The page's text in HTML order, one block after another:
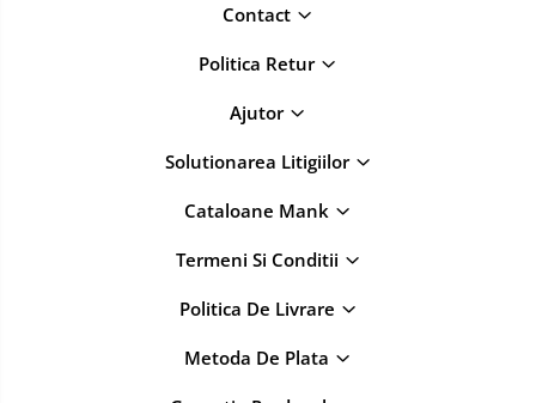
Contact
Politica Retur
Ajutor
Solutionarea Litigiilor
Cataloane Mank
Termeni Si Conditii
Politica De Livrare
Metoda De Plata